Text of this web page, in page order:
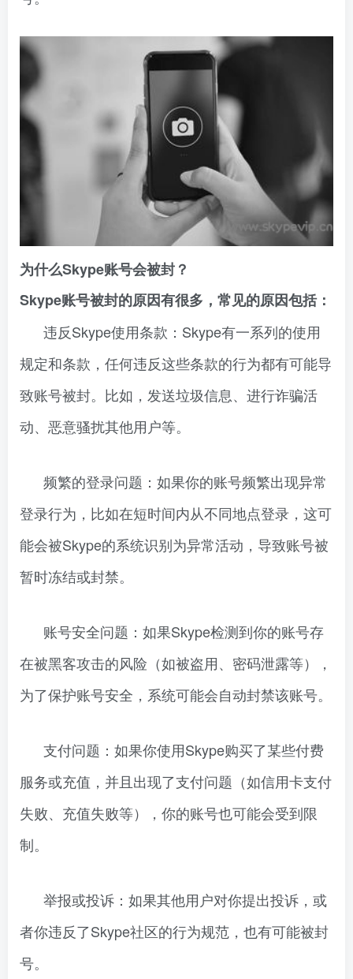
为什么Skype账号会被封？
Skype账号被封的原因有很多，常见的原因包括：
违反Skype使用条款：Skype有一系列的使用
规定和条款，任何违反这些条款的行为都有可能导
致账号被封。比如，发送垃圾信息、进行诈骗活
动、恶意骚扰其他用户等。
频繁的登录问题：如果你的账号频繁出现异常
登录行为，比如在短时间内从不同地点登录，这可
能会被Skype的系统识别为异常活动，导致账号被
暂时冻结或封禁。
账号安全问题：如果Skype检测到你的账号存
在被黑客攻击的风险（如被盗用、密码泄露等），
为了保护账号安全，系统可能会自动封禁该账号。
支付问题：如果你使用Skype购买了某些付费
服务或充值，并且出现了支付问题（如信用卡支付
失败、充值失败等），你的账号也可能会受到限
制。
举报或投诉：如果其他用户对你提出投诉，或
者你违反了Skype社区的行为规范，也有可能被封
号。